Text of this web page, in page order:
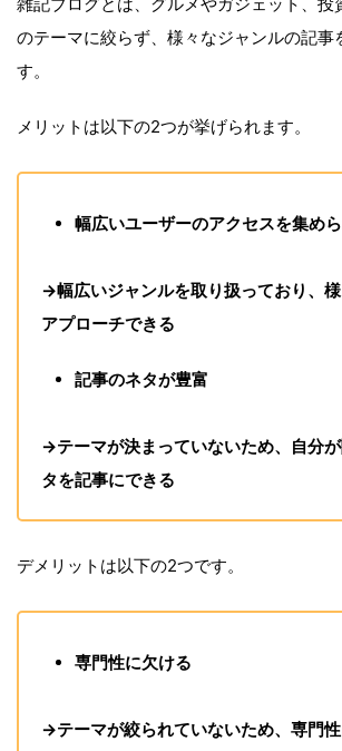
のテーマに絞らず、様々なジャンルの記事
す。
メリットは以下の2つが挙げられます。
幅広いユーザーのアクセスを集め
→幅広いジャンルを取り扱っており、
アプローチできる
記事のネタが豊富
→テーマが決まっていないため、自分
タを記事にできる
デメリットは以下の2つです。
専門性に欠ける
→テーマが絞られていないため、専門